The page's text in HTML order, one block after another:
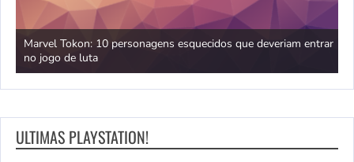
Marvel Tokon: 10 personagens esquecidos que deveriam entrar
no jogo de luta
ULTIMAS PLAYSTATION!